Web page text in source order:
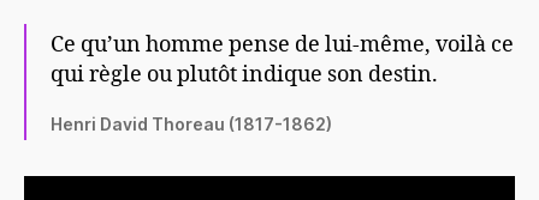
Ce qu’un homme pense de lui-même, voilà ce
qui règle ou plutôt indique son destin.
Henri David Thoreau (1817-1862)